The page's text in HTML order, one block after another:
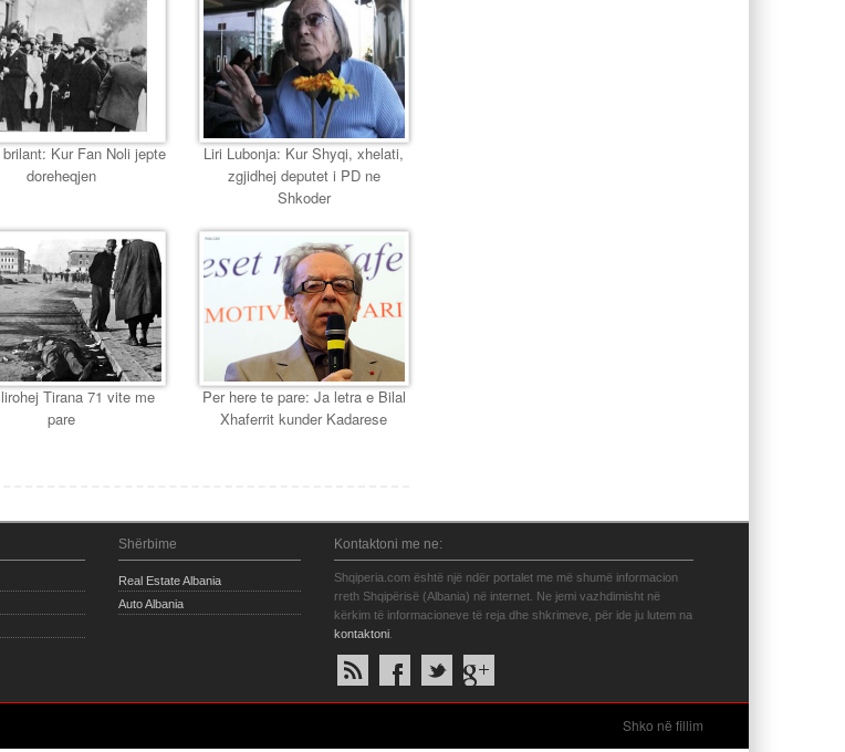
Kur Fan Noli jepte
doreheqjen
Liri Lubonja: Kur Shyqi, xhelati,
zgjidhej deputet i PD ne
Shkoder
Tirana 71 vite me
pare
Per here te pare: Ja letra e Bilal
Xhaferrit kunder Kadarese
Shërbime
Real Estate Albania
Auto Albania
Kontaktoni me ne:
Shqiperia.com është një ndër portalet me më shumë informacion
rreth Shqipërisë (Albania) në internet. Ne jemi vazhdimisht në
kërkim të informacioneve të reja dhe shkrimeve, për ide ju lutem na
kontaktoni
Shko në fillim